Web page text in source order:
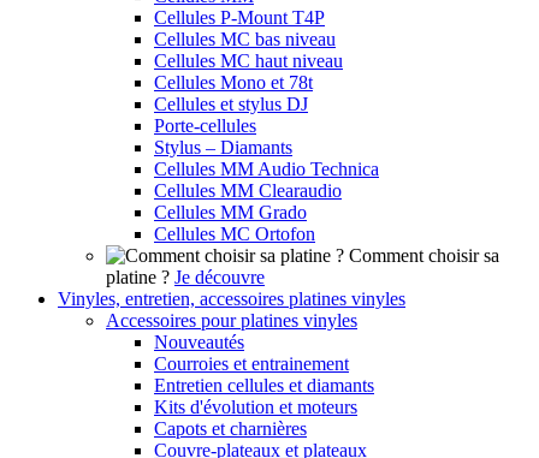
Cellules P-Mount T4P
Cellules MC bas niveau
Cellules MC haut niveau
Cellules Mono et 78t
Cellules et stylus DJ
Porte-cellules
Stylus – Diamants
Cellules MM Audio Technica
Cellules MM Clearaudio
Cellules MM Grado
Cellules MC Ortofon
Comment choisir sa
platine ? Je découvre
Vinyles, entretien, accessoires platines vinyles
Accessoires pour platines vinyles
Nouveautés
Courroies et entrainement
Entretien cellules et diamants
Kits d'évolution et moteurs
Capots et charnières
Couvre-plateaux et plateaux